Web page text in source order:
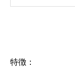
・発送目安：
・配送方法：
不可）
特徴：